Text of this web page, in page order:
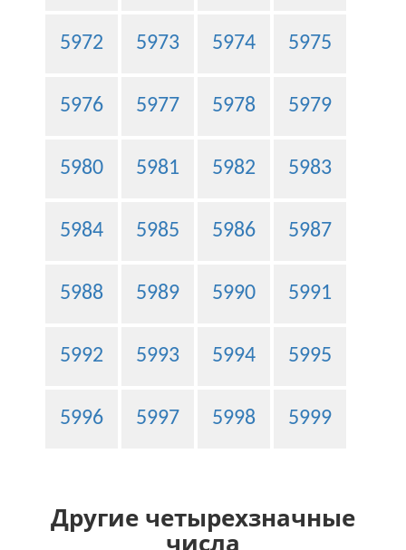
5972 5973 5974 5975
5976 5977 5978 5979
5980 5981 5982 5983
5984 5985 5986 5987
5988 5989 5990 5991
5992 5993 5994 5995
5996 5997 5998 5999
Другие четырехзначные
числа